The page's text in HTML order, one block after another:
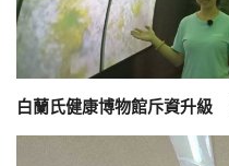
白蘭氏健康博物館斥資升級